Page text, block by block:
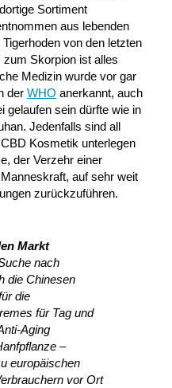
Sortiment
aus lebenden
von den letzten
Skorpion ist alles
Medizin wurde vor gar
der WHO anerkannt, auch
gelaufen sein dürfte wie in
Jedenfalls sind all
Kosmetik unterlegen
der Verzehr einer
auf sehr weit
zurückzuführen.
Markt
nach
die Chinesen
die
für Tag und
Aging
–
europäischen
vor Ort